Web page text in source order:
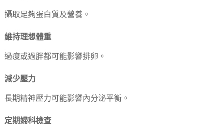
攝取足夠蛋白質及營養。
維持理想體重
過瘦或過胖都可能影響排卵。
減少壓力
長期精神壓力可能影響內分泌平衡。
定期婦科檢查